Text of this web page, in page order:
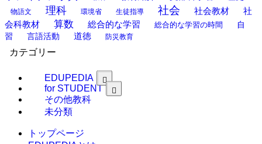
物語文 理科 環境省 生徒指導 社会 社会教材
社
会科教材
算数 総合的な学習 総合的な学習の時間
自
習
言語活動 道徳 防災教育
カテゴリー
EDUPEDIA
for STUDENT
その他教科
未分類
トップページ